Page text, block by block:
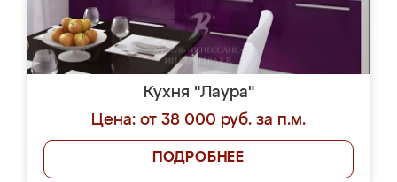
Кухня "Лаура"
Цена: от 38 000 руб. за п.м.
ПОДРОБНЕЕ